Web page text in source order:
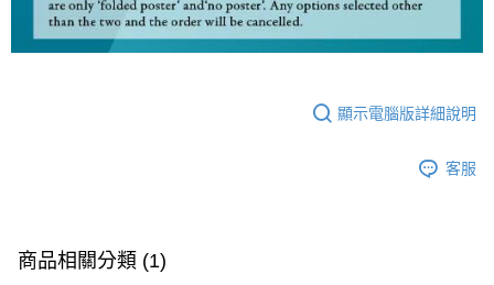
顯示電腦版詳細說明
客服
商品相關分類 (1)